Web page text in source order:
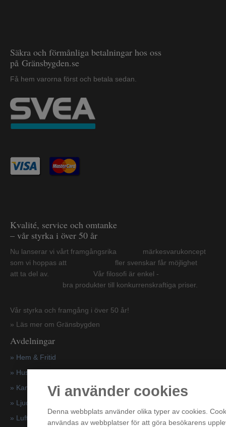
Vi använder cookies
Denna webbplats använder olika typer av cookies.
användas av webbplatser för att göra besökarens
Säkra och förmånliga betalningar hos oss
på Gränsbygden.se
Få hem varorna först och betala sedan.
Kvalité, service och omtanke
– vår styrka i över 50 år
Nu lanserar vi vårt framgångsrika märkesvarukoncept
som vi hoppas att fler svenskar får möjlighet
att ta del av. Vår filosofi är enkel -
bra produkter till konkurrenskraftiga priser.
Vår styrka och framgång i över 50 år!
» Läs mer om Gränsbygden
Avdelningar
» Hem & Fritid
» Hushållsapparater
» Kampanjer
» Ljud & Bild
» Luftvård & Värme